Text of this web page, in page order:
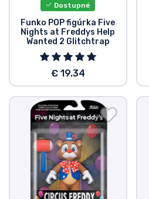
Dostupné
Funko POP figúrka Five
Nights at Freddys Help
Wanted 2 Glitchtrap
€ 19.34